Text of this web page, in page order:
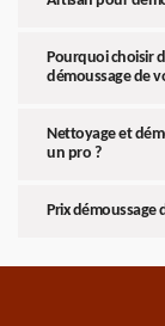
Pourquoi choisir
démoussage de
Nettoyage et
un pro ?
Prix démoussage